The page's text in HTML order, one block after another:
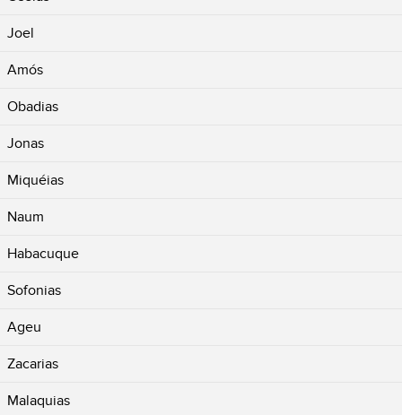
Joel
Amós
Obadias
Jonas
Miquéias
Naum
Habacuque
Sofonias
Ageu
Zacarias
Malaquias